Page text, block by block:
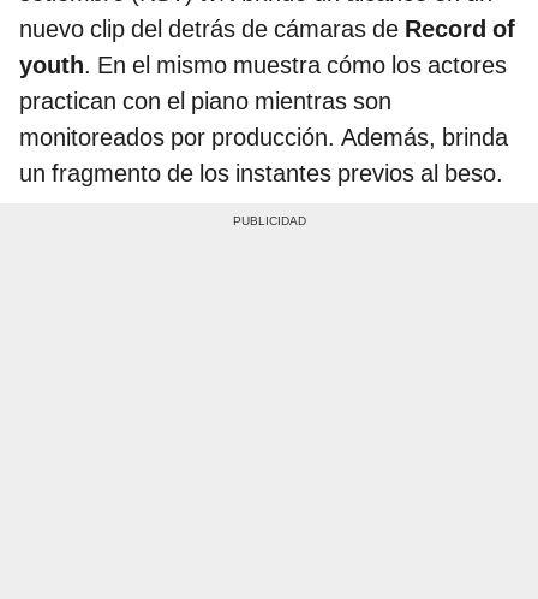
nuevo clip del detrás de cámaras de Record of
youth. En el mismo muestra cómo los actores
practican con el piano mientras son
monitoreados por producción. Además, brinda
un fragmento de los instantes previos al beso.